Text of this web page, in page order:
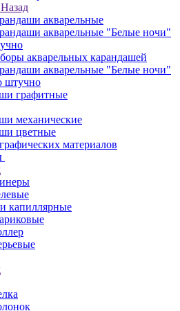
Назад
акварельные
акварельные "Белые ночи"
акварельных карандашей
акварельные "Белые ночи"
штучно
графитные
механические
цветные
материалов
капиллярные